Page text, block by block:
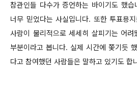
참관인들 다수가 증언하는 바이기도 했
너무 믿었다는 사실입니다. 또한 투표용
사람이 물리적으로 세세히 살피기는 어
부분이라고 봅니다. 실제 시간에 쫓기듯
다고 참여했던 사람들은 말하고 있기도 합